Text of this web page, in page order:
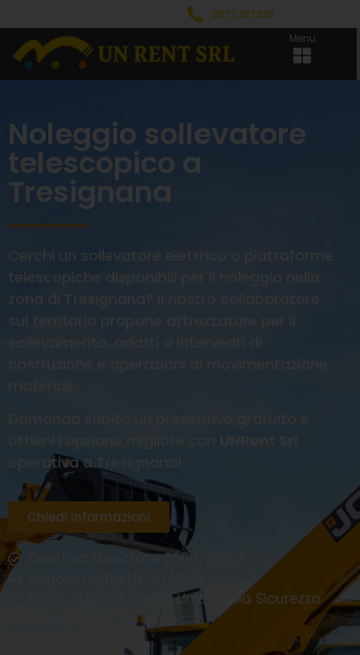
0972 237335
Menu
Noleggio sollevatore
telescopico a
Tresignana
Cerchi un sollevatore elettrico o piattaforme
telescopiche disponibili per il noleggio nella
zona di Tresignana? Il nostro collaboratore
sul territorio propone attrezzature per il
operativa a Tresignana!
Chiedi informazioni
Direttiva Macchine 2006/42/CE
D.Lgs. 81/2008 (Testo Unico sulla Sicurezza